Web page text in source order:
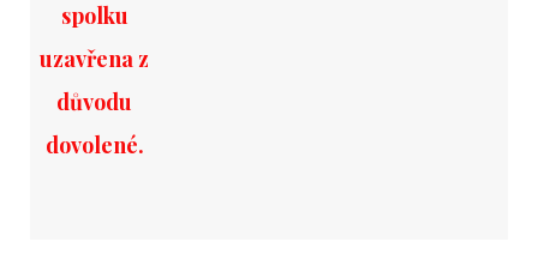
spolku
uzavřena z
důvodu
dovolené.